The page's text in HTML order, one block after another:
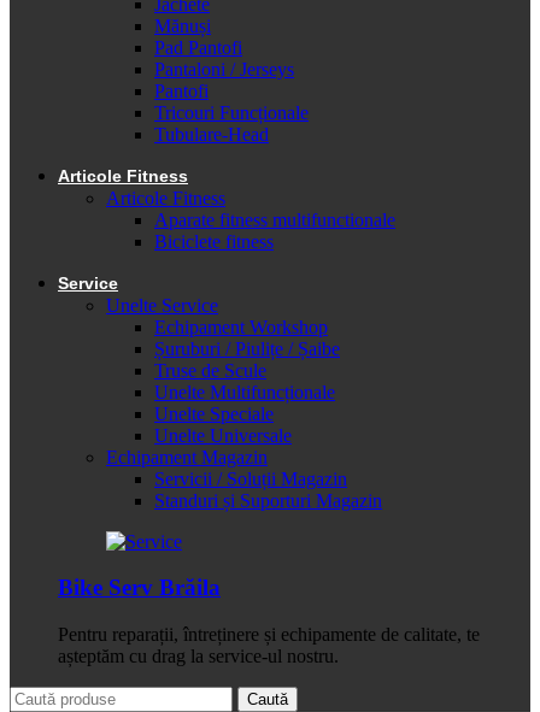
Mănuși
Pad Pantofi
Pantaloni / Jerseys
Pantofi
Tricouri Funcționale
Tubulare-Head
Articole Fitness
Articole Fitness
Aparate fitness multifunctionale
Biciclete fitness
Service
Unelte Service
Echipament Workshop
Șuruburi / Piulițe / Șaibe
Truse de Scule
Unelte Multifuncționale
Unelte Speciale
Unelte Universale
Echipament Magazin
Servicii / Soluții Magazin
Standuri și Suporturi Magazin
Bike Serv Brăila
Pentru reparații, întreținere și echipamente de calitate, te
așteptăm cu drag la service-ul nostru.
Caută